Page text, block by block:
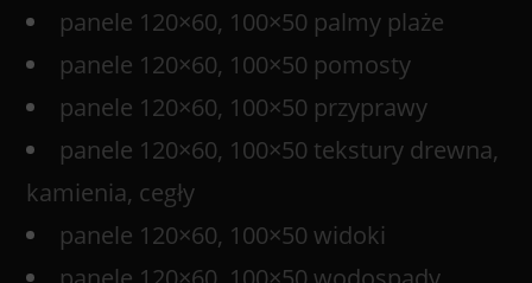
panele 120×60, 100×50 palmy plaże
panele 120×60, 100×50 pomosty
panele 120×60, 100×50 przyprawy
panele 120×60, 100×50 tekstury drewna,
kamienia, cegły
panele 120×60, 100×50 widoki